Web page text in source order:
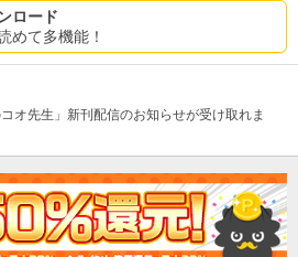
ロード
めて多機能！
オ先生」新刊配信のお知らせが受け取れま